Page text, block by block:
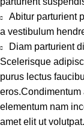
Abitur parturient
a vestibulum
Diam parturient
Scelerisque
purus lectus
eros.Condimentum
elementum nam
amet elit ut volutpat.